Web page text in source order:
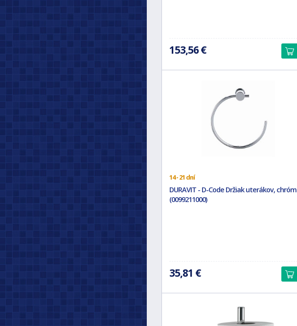
153,56 €
14 - 21 dní
DURAVIT - D-Code Držiak uterákov, chróm
(0099211000)
35,81 €